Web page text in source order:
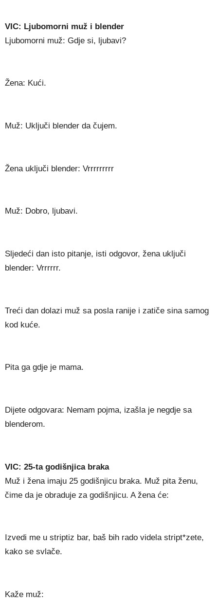
VIC: Ljubomorni muž i blender
Ljubomorni muž: Gdje si, ljubavi?
Žena: Kući.
Muž: Uključi blender da čujem.
Žena uključi blender: Vrrrrrrrrr
Muž: Dobro, ljubavi.
Sljedeći dan isto pitanje, isti odgovor, žena uključi
blender: Vrrrrrr.
Treći dan dolazi muž sa posla ranije i zatiče sina samog
kod kuće.
Pita ga gdje je mama.
Dijete odgovara: Nemam pojma, izašla je negdje sa
blenderom.
VIC: 25-ta godišnjica braka
Muž i žena imaju 25 godišnjicu braka. Muž pita ženu,
čime da je obraduje za godišnjicu. A žena će:
Izvedi me u striptiz bar, baš bih rado videla stript*zete,
kako se svlače.
Kaže muž: